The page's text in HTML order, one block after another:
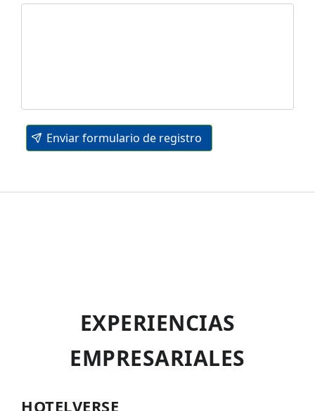
Enviar formulario de registro
EXPERIENCIAS
EMPRESARIALES
HOTELVERSE